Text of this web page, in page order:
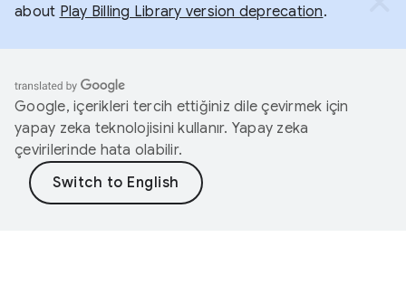
about Play Billing Library version deprecation.
Google, içerikleri tercih ettiğiniz dile çevirmek için
yapay zeka teknolojisini kullanır. Yapay zeka
çevirilerinde hata olabilir.